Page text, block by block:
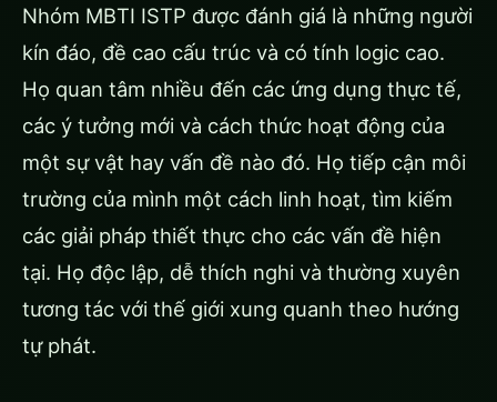
Nhóm MBTI ISTP được đánh giá là những người
kín đáo, đề cao cấu trúc và có tính logic cao.
Họ quan tâm nhiều đến các ứng dụng thực tế,
các ý tưởng mới và cách thức hoạt động của
một sự vật hay vấn đề nào đó. Họ tiếp cận môi
trường của mình một cách linh hoạt, tìm kiếm
các giải pháp thiết thực cho các vấn đề hiện
tại. Họ độc lập, dễ thích nghi và thường xuyên
tương tác với thế giới xung quanh theo hướng
tự phát.